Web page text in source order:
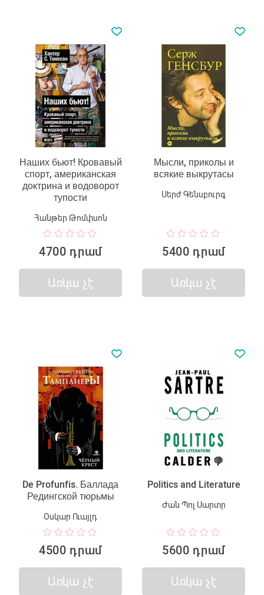
Наших бьют! Кровавый
спорт, американская
доктрина и водоворот
тупости
Հանթեր Թոմփսոն
4700 դրամ
Առկա չէ
Мысли, приколы и
всякие выкрутасы
Սերժ Գենսբուրգ
5400 դրամ
Առկա չէ
De Profunfis. Баллада
Редингской тюрьмы
Օսկար Ուայլդ
4500 դրամ
Առկա չէ
Politics and Literature
Ժան Պոլ Սարտր
5600 դրամ
Առկա չէ